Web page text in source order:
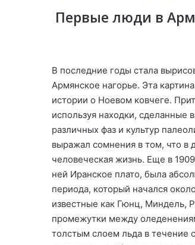
Первые люди в
В последние годы стала
Армянское нагорье. Эта
истории о Ноевом ковчеге.
используя находки,
различных фаз и культур
выражал сомнения в том, что в
человеческая жизнь. Еще в
ней Иранское плато, была
периода, который начался
известные как Гюнц, Миндель,
промежутки между
толстым слоем льда в течение